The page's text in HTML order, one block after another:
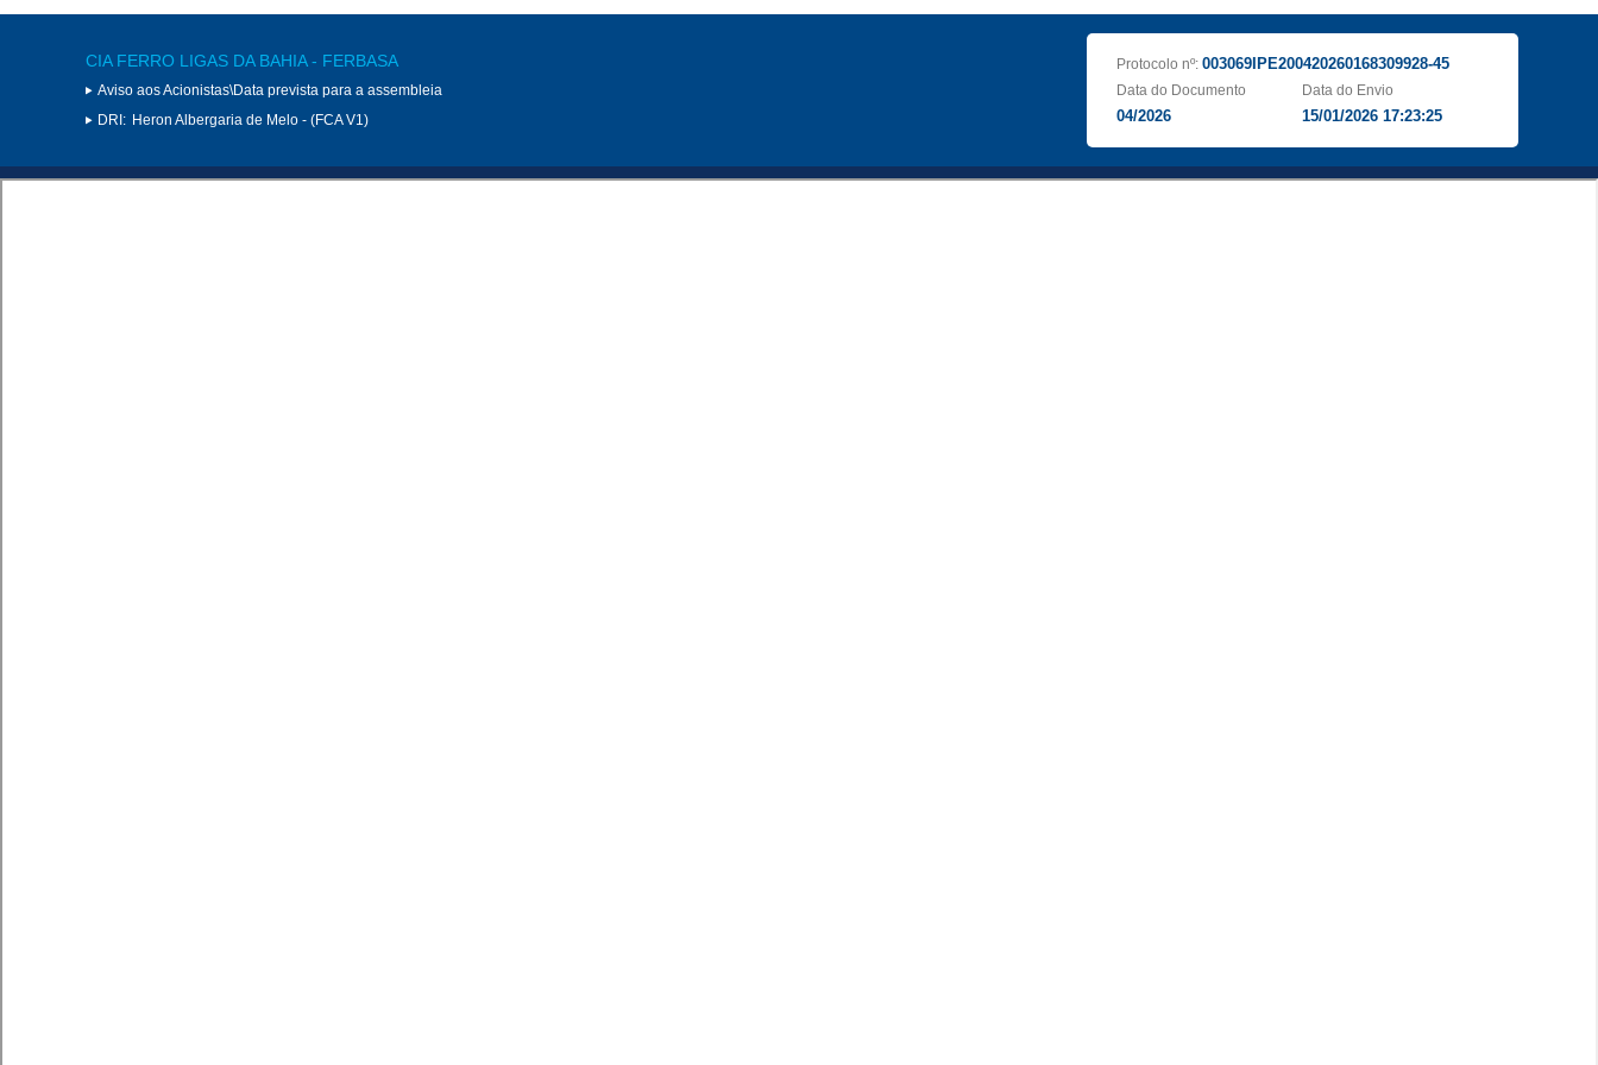
CIA FERRO LIGAS DA BAHIA - FERBASA
Aviso aos Acionistas\Data prevista para a assembleia
DRI: Heron Albergaria de Melo - (FCA V1)
Protocolo nº: 003069IPE200420260168309928-45
Data do Documento
04/2026
Data do Envio
15/01/2026 17:23:25